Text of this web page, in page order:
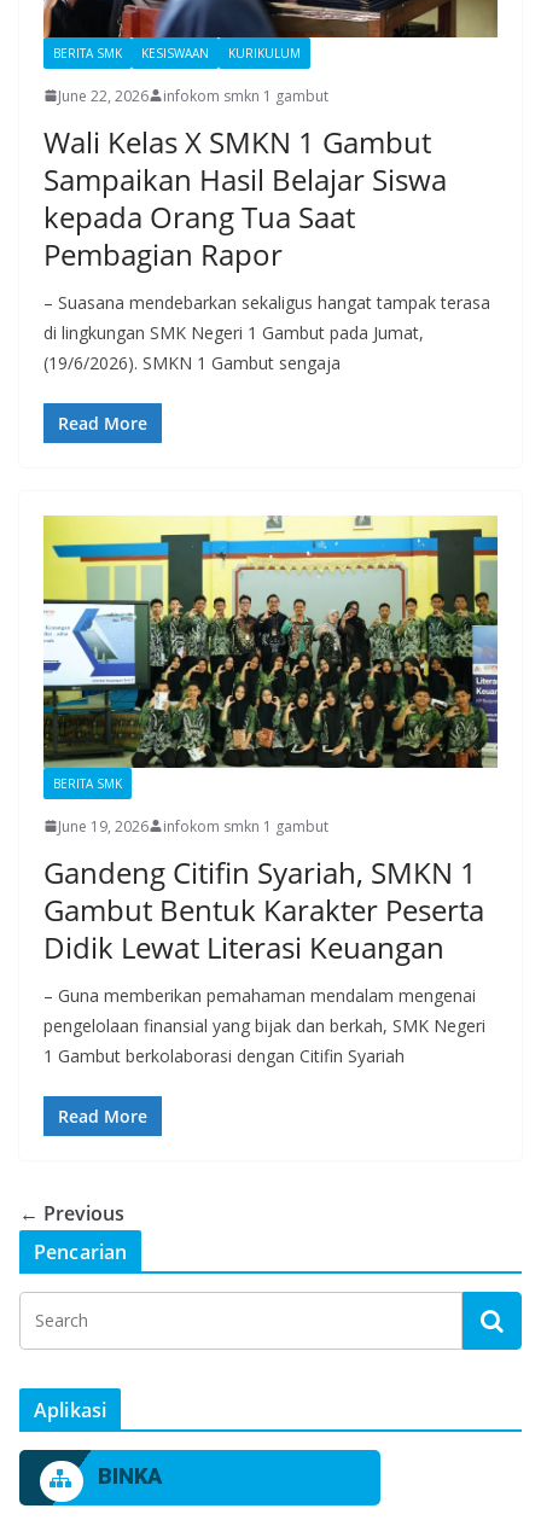
BERITA SMK KESISWAAN KURIKULUM
June 22, 2026 infokom smkn 1 gambut
Wali Kelas X SMKN 1 Gambut
Sampaikan Hasil Belajar Siswa
kepada Orang Tua Saat
Pembagian Rapor
– Suasana mendebarkan sekaligus hangat tampak terasa
di lingkungan SMK Negeri 1 Gambut pada Jumat,
(19/6/2026). SMKN 1 Gambut sengaja
Read More
BERITA SMK
June 19, 2026 infokom smkn 1 gambut
Gandeng Citifin Syariah, SMKN 1
Gambut Bentuk Karakter Peserta
Didik Lewat Literasi Keuangan
– Guna memberikan pemahaman mendalam mengenai
pengelolaan finansial yang bijak dan berkah, SMK Negeri
1 Gambut berkolaborasi dengan Citifin Syariah
Read More
← Previous
Pencarian
Aplikasi
BINKA